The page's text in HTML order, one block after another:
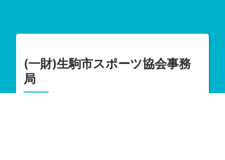
(一財)生駒市スポーツ協会事務
局